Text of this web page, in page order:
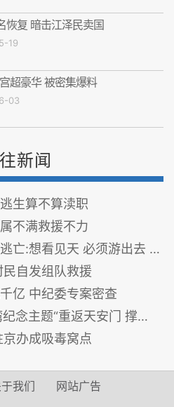
恢复 暗击江泽民卖国
19
超豪华 被密集爆料
03
新闻
生算不算渎职
不满救援不力
亡:想看见天 必须游出去 图
自发组队救援
亿 中纪委专案密查
题“重返天安门 撑伞悼六四”
办成吸毒窝点
我们 网站广告